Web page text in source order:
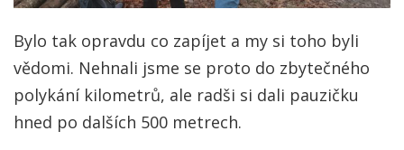
Bylo tak opravdu co zapíjet a my si toho byli
vědomi. Nehnali jsme se proto do zbytečného
polykání kilometrů, ale radši si dali pauzičku
hned po dalších 500 metrech.